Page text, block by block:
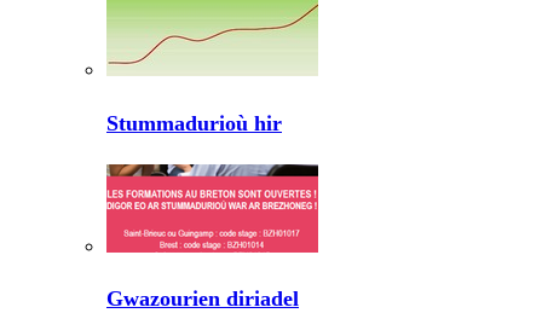
Stummadurioù hir
Gwazourien diriadel